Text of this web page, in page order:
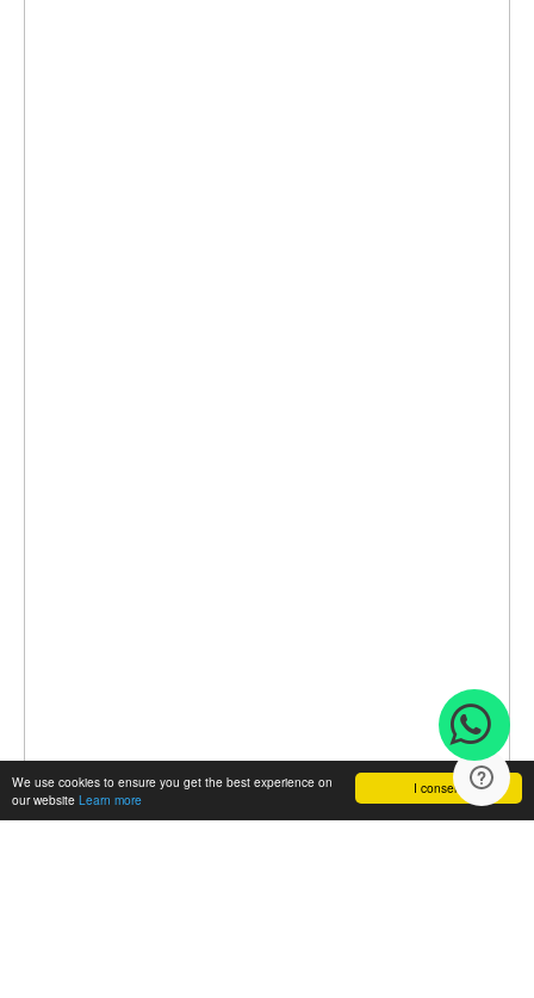
I consent
We use cookies to ensure you get the best experience on
our website Learn more